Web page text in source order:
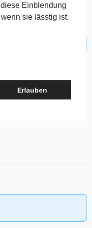
Einblendung
sie lässtig ist.
Erlauben